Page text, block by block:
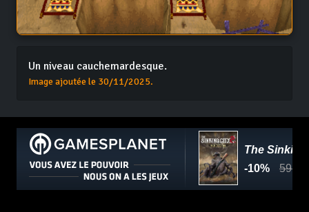
Un niveau cauchemardesque.
Image ajoutée le 30/11/2025.